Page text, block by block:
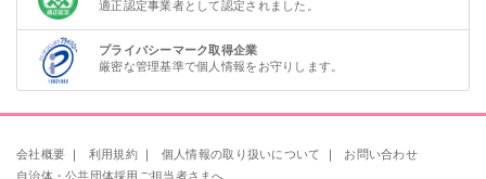
適正認定事業者として認定されました。
プライバシーマーク取得企業
厳密な管理基準で個人情報をお守りします。
会社概要 ｜ 利用規約 ｜ 個人情報の取り扱いについて ｜
お問い合わせ
自治体・公共団体採用ご担当者さまへ